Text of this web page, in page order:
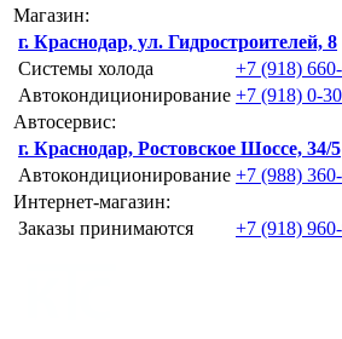
Магазин:
г. Краснодар, ул. Гидростроителей, 8
Системы холода
+7 (918)
Автокондиционирование +7 (918) 0-
Автосервис:
г. Краснодар, Ростовское Шоссе, 34/5
Автокондиционирование +7 (988)
Интернет-магазин:
Заказы принимаются
+7 (918)